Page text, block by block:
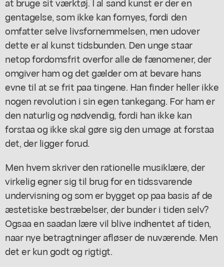
gentagelse, som ikke kan fornyes, fordi den
omfatter selve livsfornemmelsen, men udover
dette er al kunst tidsbunden. Den unge staar
netop fordomsfrit overfor alle de fænomener, der
omgiver ham og det gælder om at bevare hans
evne til at se frit paa tingene. Han finder heller ikke
nogen revolution i sin egen tankegang. For ham er
den naturlig og nødvendig, fordi han ikke kan
forstaa og ikke skal gøre sig den umage at forstaa
det, der ligger forud.
Men hvem skriver den rationelle musiklære, der
virkelig egner sig til brug for en tidssvarende
undervisning og som er bygget op paa basis af de
æstetiske bestræbelser, der bunder i tiden selv?
Ogsaa en saadan lære vil blive indhentet af tiden,
naar nye betragtninger afløser de nuværende. Men
det er kun godt og rigtigt.